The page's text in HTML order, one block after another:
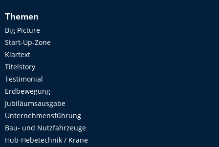
Themen
Big Picture
Start-Up-Zone
Klartext
Titelstory
Testimonial
Erdbewegung
Jubiläumsausgabe
Unternehmensführung
Bau- und Nutzfahrzeuge
Hub-Hebetechnik / Krane